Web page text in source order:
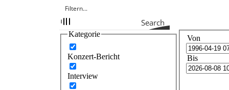
Search
Kategorie
Konzert-Bericht
Interview
Von
Bis